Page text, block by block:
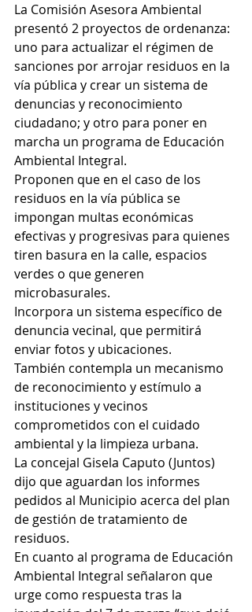
La Comisión Asesora Ambiental
presentó 2 proyectos de ordenanza:
uno para actualizar el régimen de
sanciones por arrojar residuos en la
vía pública y crear un sistema de
denuncias y reconocimiento
ciudadano; y otro para poner en
marcha un programa de Educación
Ambiental Integral.
Proponen que en el caso de los
residuos en la vía pública se
impongan multas económicas
efectivas y progresivas para quienes
tiren basura en la calle, espacios
verdes o que generen
microbasurales.
Incorpora un sistema específico de
denuncia vecinal, que permitirá
enviar fotos y ubicaciones.
También contempla un mecanismo
de reconocimiento y estímulo a
instituciones y vecinos
comprometidos con el cuidado
ambiental y la limpieza urbana.
La concejal Gisela Caputo (Juntos)
dijo que aguardan los informes
pedidos al Municipio acerca del plan
de gestión de tratamiento de
residuos.
En cuanto al programa de Educación
Ambiental Integral señalaron que
urge como respuesta tras la